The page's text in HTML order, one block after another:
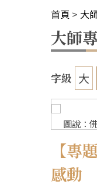
首頁 > 大
大師
字級 大
圖說：
【
感動